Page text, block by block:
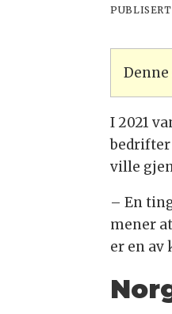
PUBLISERT
I 2021
ville
– En
mener
er en av